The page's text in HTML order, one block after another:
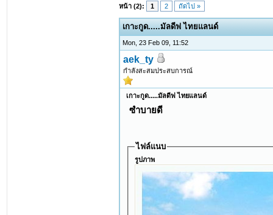
หน้า (2): 1 2 ถัดไป »
เกาะกูด.....มัลดีฟ ไทยแลนด์
Mon, 23 Feb 09, 11:52
aek_ty
กำลังสะสมประสบการณ์
เกาะกูด.....มัลดีฟ ไทยแลนด์
ซำบายดี
ไฟล์แนบ
รูปภาพ